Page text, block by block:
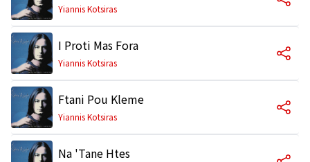
Yiannis Kotsiras
I Proti Mas Fora
Yiannis Kotsiras
Ftani Pou Kleme
Yiannis Kotsiras
Na 'Tane Htes